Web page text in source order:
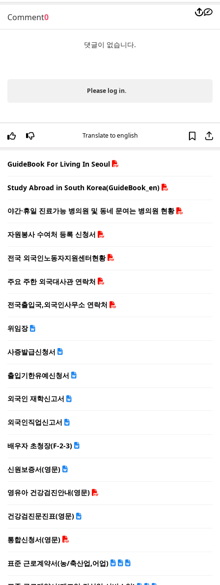
Comment0
댓글이 없습니다.
Please log in.
Translate to english
GuideBook For Living In Seoul
Study Abroad in South Korea(GuideBook_en)
야간·휴일 진료가능 병의원 및 동네 문여는 병의원 현황
자원봉사 수여처 등록 신청서
전국 외국인노동자지원센터현황
주요 주한 외국대사관 연락처
전국출입국,외국인사무소 연락처
위임장
사증발급신청서
출입기한유예신청서
외국인 재학신고서
외국인직업신고서
배우자 초청장(F-2-3)
신원보증서(영문)
영유아 건강검진안내(영문)
건강검진문진표(영문)
통합신청서(영문)
표준 근로계약서(농/축산업,어업)